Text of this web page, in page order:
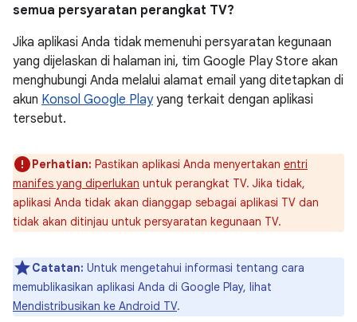
semua persyaratan perangkat TV?
Jika aplikasi Anda tidak memenuhi persyaratan kegunaan
yang dijelaskan di halaman ini, tim Google Play Store akan
menghubungi Anda melalui alamat email yang ditetapkan di
akun Konsol Google Playyang terkait dengan aplikasi
tersebut.
Perhatian: Pastikan aplikasi Anda menyertakan entri
manifes yang diperlukan untuk perangkat TV. Jika tidak,
aplikasi Anda tidak akan dianggap sebagai aplikasi TV dan
tidak akan ditinjau untuk persyaratan kegunaan TV.
Catatan: Untuk mengetahui informasi tentang cara
memublikasikan aplikasi Anda di Google Play, lihat
Mendistribusikan ke Android TV.